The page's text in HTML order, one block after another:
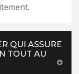
QUI ASSURE
TOUT AU